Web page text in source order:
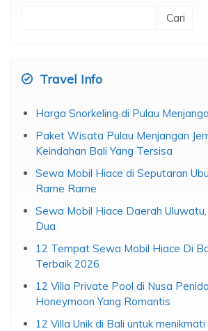
Travel Info
Harga Snorkeling di Pulau
Paket Wisata Pulau Menjangan
Keindahan Bali Yang Tersisa
Sewa Mobil Hiace di Seputaran
Rame Rame
Sewa Mobil Hiace Daerah Uluwatu,
Dua
12 Tempat Sewa Mobil Hiace Di
Terbaik 2026
12 Villa Private Pool di Nusa
Honeymoon Yang Romantis
12 Villa Unik di Bali untuk